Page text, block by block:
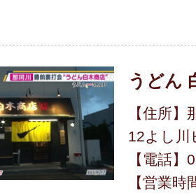
うどん
【住所
12よし川
【電話
【営業